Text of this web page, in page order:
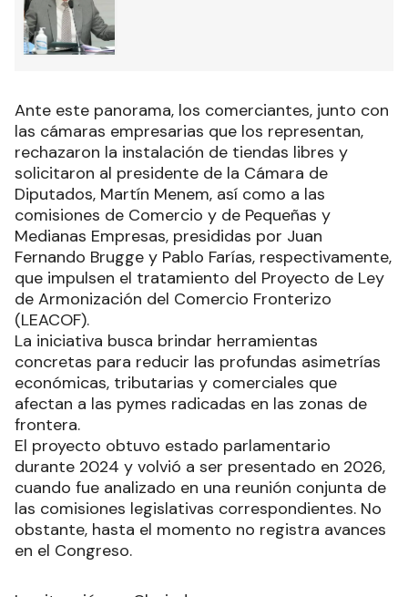
Ante este panorama, los comerciantes, junto con
las cámaras empresarias que los representan,
rechazaron la instalación de tiendas libres y
solicitaron al presidente de la Cámara de
Diputados, Martín Menem, así como a las
comisiones de Comercio y de Pequeñas y
Medianas Empresas, presididas por Juan
Fernando Brugge y Pablo Farías, respectivamente,
que impulsen el tratamiento del Proyecto de Ley
de Armonización del Comercio Fronterizo
(LEACOF).
La iniciativa busca brindar herramientas
concretas para reducir las profundas asimetrías
económicas, tributarias y comerciales que
afectan a las pymes radicadas en las zonas de
frontera.
El proyecto obtuvo estado parlamentario
durante 2024 y volvió a ser presentado en 2026,
cuando fue analizado en una reunión conjunta de
las comisiones legislativas correspondientes. No
obstante, hasta el momento no registra avances
en el Congreso.